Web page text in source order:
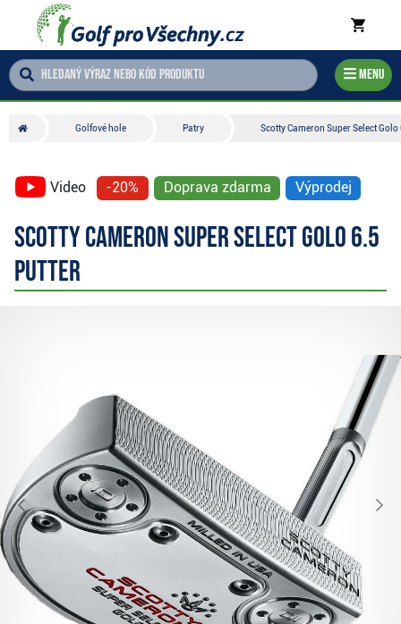
Menu
Golfové hole Patry Scotty Cameron Super Select
Video -20% Doprava zdarma Výprodej
Scotty Cameron Super Select Golo 6.5
putter